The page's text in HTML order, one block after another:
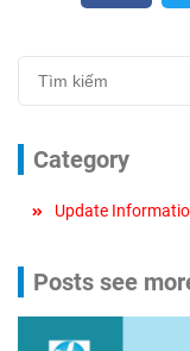
Category
Update
Posts see